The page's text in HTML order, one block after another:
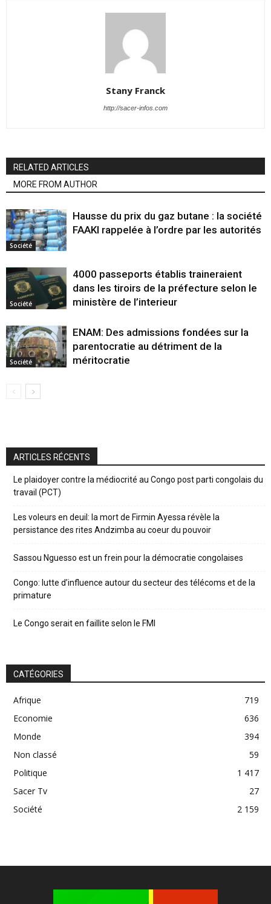
Stany Franck
http://sacer-infos.com
RELATED ARTICLES
MORE FROM AUTHOR
Société
Hausse du prix du gaz butane : la société
FAAKI rappelée à l’ordre par les autorités
Société
4000 passeports établis traineraient
dans les tiroirs de la préfecture selon le
ministère de l’interieur
Société
ENAM: Des admissions fondées sur la
parentocratie au détriment de la
méritocratie
ARTICLES RÉCENTS
Le plaidoyer contre la médiocrité au Congo post parti congolais du
travail (PCT)
Les voleurs en deuil: la mort de Firmin Ayessa révèle la
persistance des rites Andzimba au coeur du pouvoir
Sassou Nguesso est un frein pour la démocratie congolaises
Congo: lutte d’influence autour du secteur des télécoms et de la
primature
Le Congo serait en faillite selon le FMI
CATÉGORIES
Afrique
719
Economie
636
Monde
394
Non classé
59
Politique
1 417
Sacer Tv
27
Société
2 159